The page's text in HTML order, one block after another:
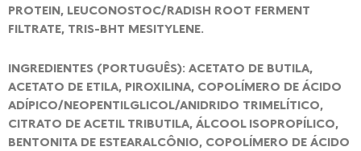
PROTEIN, LEUCONOSTOC/RADISH ROOT FERMENT
FILTRATE, TRIS-BHT MESITYLENE.
INGREDIENTES (PORTUGUÊS): ACETATO DE BUTILA,
ACETATO DE ETILA, PIROXILINA, COPOLÍMERO DE ÁCIDO
ADÍPICO/NEOPENTILGLICOL/ANIDRIDO TRIMELÍTICO,
CITRATO DE ACETIL TRIBUTILA, ÁLCOOL ISOPROPÍLICO,
BENTONITA DE ESTEARALCÔNIO, COPOLÍMERO DE ÁCIDO